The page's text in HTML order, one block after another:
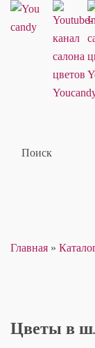
Поиск
Главная »
Цветы в